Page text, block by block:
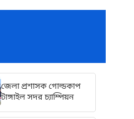
জেলা প্রশাসক গোল্ডকাপ
টাঙ্গাইল সদর চ্যাম্পিয়ন